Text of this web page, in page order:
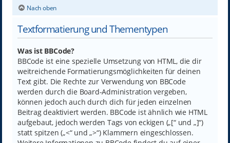
Nach oben
Textformatierung und Thementypen
Was ist BBCode?
BBCode ist eine spezielle Umsetzung von HTML, die dir
weitreichende Formatierungsmöglichkeiten für deinen
Text gibt. Die Rechte zur Verwendung von BBCode
werden durch die Board-Administration vergeben,
können jedoch auch durch dich für jeden einzelnen
Beitrag deaktiviert werden. BBCode ist ähnlich wie HTML
aufgebaut, jedoch werden Tags von eckigen („[“ und „]“)
statt spitzen („<“ und „>“) Klammern eingeschlossen.